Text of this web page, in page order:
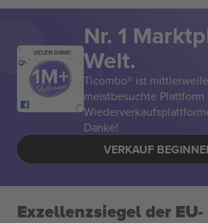
VIELEN DANK!
Nr. 1
Welt.
Ticombo® ist
meistbesuchte
Danke!
VERKAUF
Exzellenzsiegel der EU-